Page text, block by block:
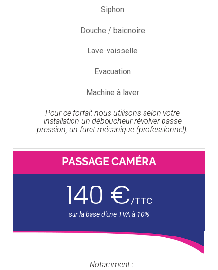
Siphon
Douche / baignoire
Lave-vaisselle
Evacuation
Machine à laver
Pour ce forfait nous utilisons selon votre
installation un déboucheur révolver basse
pression, un furet mécanique (professionnel).
PASSAGE CAMÉRA
140 €/TTC
Notamment :